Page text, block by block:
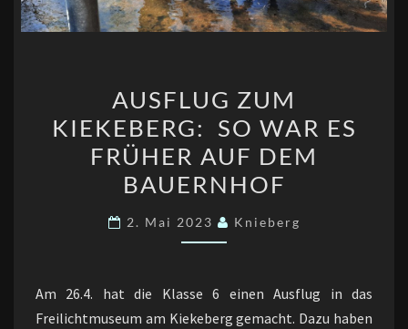
ZUM
KIEKEBERG:
SO
WAR
FRÜHER
BAUERNHOF
AUSFLUG ZUM
KIEKEBERG: SO WAR ES
FRÜHER AUF DEM
BAUERNHOF
2. Mai 2023 Knieberg
Am 26.4. hat die Klasse 6 einen Ausflug in das
Freilichtmuseum am Kiekeberg gemacht. Dazu haben